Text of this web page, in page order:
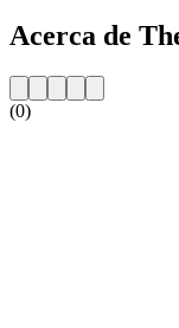
Acerca de
(0)